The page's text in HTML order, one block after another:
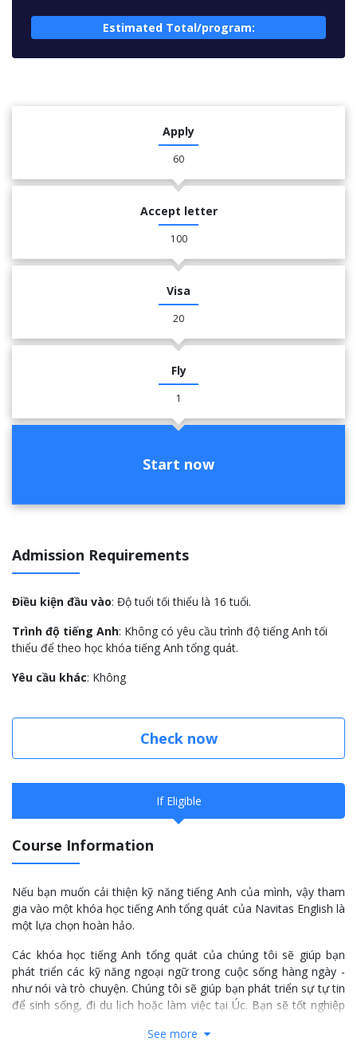
Estimated Total/program:
Apply
60
Accept letter
100
Visa
20
Fly
1
Start now
Admission Requirements
Điều kiện đầu vào: Độ tuổi tối thiểu là 16 tuổi.
Trình độ tiếng Anh: Không có yêu cầu trình độ tiếng Anh tối
thiểu để theo học khóa tiếng Anh tổng quát.
Yêu cầu khác: Không
Check now
If Eligible
Course Information
Nếu bạn muốn cải thiện kỹ năng tiếng Anh của mình, vậy tham
gia vào một khóa học tiếng Anh tổng quát của Navitas English là
một lựa chọn hoàn hảo.
Các khóa học tiếng Anh tổng quát của chúng tôi sẽ giúp bạn
phát triển các kỹ năng ngoại ngữ trong cuộc sống hàng ngày -
như nói và trò chuyện. Chúng tôi sẽ giúp bạn phát triển sự tự tin
để sinh sống, đi du lịch hoặc làm việc tại Úc. Bạn sẽ tốt nghiệp
See more